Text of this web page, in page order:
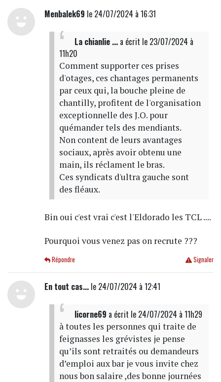
Menbalek69 le 24/07/2024 à 16:31
La chianlie ...a écrit le 23/07/2024 à
11h20
Comment supporter ces prises
d'otages, ces chantages permanents
par ceux qui, la bouche pleine de
chantilly, profitent de l'organisation
exceptionnelle des J.O. pour
quémander tels des mendiants.
Non content de leurs avantages
sociaux, après avoir obtenu une
main, ils réclament le bras.
Ces syndicats d'ultra gauche sont
des fléaux.
Bin oui c'est vrai c'est l'Eldorado les TCL ....
Pourquoi vous venez pas on recrute ???
Signaler
Répondre
En tout cas...le 24/07/2024 à 12:41
licorne69 a écrit le 24/07/2024 à 11h29
à toutes les personnes qui traite de
feignasses les grévistes je pense
qu’ils sont retraités ou demandeurs
d’emploi aux bar je vous invite chez
nous bon salaire ,des bonne journées